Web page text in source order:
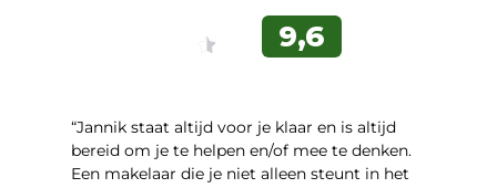
“Jannik staat altijd voor je klaar en is altijd
bereid om je te helpen en/of mee te denken.
Een makelaar die je niet alleen steunt in het